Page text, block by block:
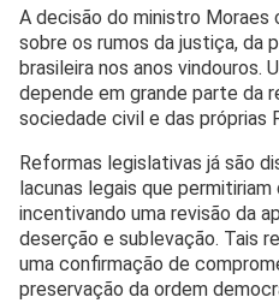
A decisão do ministro Moraes
sobre os rumos da justiça, da
brasileira nos anos vindouros.
depende em grande parte da
sociedade civil e das próprias
Reformas legislativas já são
lacunas legais que
incentivando uma revisão da
deserção e sublevação. Tais
uma confirmação de
preservação da ordem